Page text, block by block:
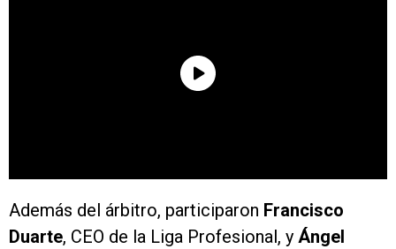
Además del árbitro, participaron Francisco
Duarte, CEO de la Liga Profesional, y Ángel